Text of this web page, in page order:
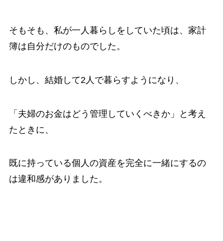
そもそも、私が一人暮らしをしていた頃は、家計
簿は自分だけのものでした。
しかし、結婚して2人で暮らすようになり、
「夫婦のお金はどう管理していくべきか」と考え
たときに、
既に持っている個人の資産を完全に一緒にするの
は違和感がありました。